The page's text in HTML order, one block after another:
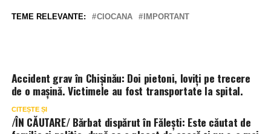
TEME RELEVANTE: CIOCANA IMPORTANT
Accident grav în Chișinău: Doi pietoni, loviți pe trecere
de o mașină. Victimele au fost transportate la spital.
CITEȘTE ȘI
/ÎN CĂUTARE/ Bărbat dispărut în Fălești: Este căutat de